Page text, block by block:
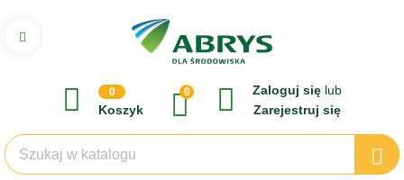
0
Koszyk
0 Zaloguj się lub
Zarejestruj się